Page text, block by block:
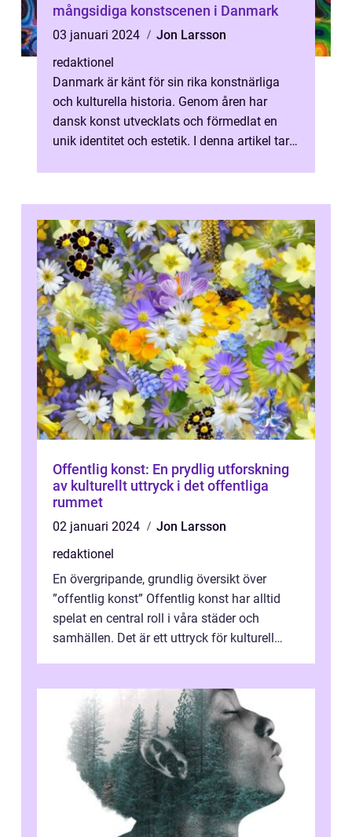
mångsidiga konstscenen i Danmark
03 januari 2024
Jon Larsson
redaktionel
Danmark är känt för sin rika konstnärliga
och kulturella historia. Genom åren har
dansk konst utvecklats och förmedlat en
unik identitet och estetik. I denna artikel tar
Offentlig konst: En prydlig utforskning
av kulturellt uttryck i det offentliga
rummet
02 januari 2024
Jon Larsson
redaktionel
En övergripande, grundlig översikt över
”offentlig konst” Offentlig konst har alltid
spelat en central roll i våra städer och
samhällen. Det är ett uttryck för kulturell